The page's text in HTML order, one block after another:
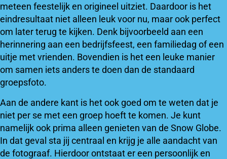
meteen feestelijk en origineel uitziet. Daardoor is het
eindresultaat niet alleen leuk voor nu, maar ook perfect
om later terug te kijken. Denk bijvoorbeeld aan een
herinnering aan een bedrijfsfeest, een familiedag of een
uitje met vrienden. Bovendien is het een leuke manier
om samen iets anders te doen dan de standaard
groepsfoto.
Aan de andere kant is het ook goed om te weten dat je
niet per se met een groep hoeft te komen. Je kunt
namelijk ook prima alleen genieten van de Snow Globe.
In dat geval sta jij centraal en krijg je alle aandacht van
de fotograaf. Hierdoor ontstaat er een persoonlijk en